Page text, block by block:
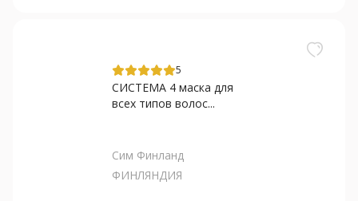
5
СИСТЕМА 4 маска для
всех типов волос...
Сим Финланд
ФИНЛЯНДИЯ